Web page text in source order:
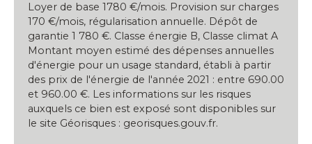
Loyer de base 1780 €/mois. Provision sur charges
170 €/mois, régularisation annuelle. Dépôt de
garantie 1 780 €. Classe énergie B, Classe climat A
Montant moyen estimé des dépenses annuelles
d'énergie pour un usage standard, établi à partir
des prix de l'énergie de l'année 2021 : entre 690.00
et 960.00 €. Les informations sur les risques
auxquels ce bien est exposé sont disponibles sur
le site Géorisques : georisques.gouv.fr.